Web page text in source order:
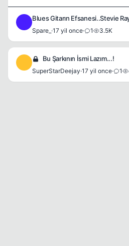
Blues Gitarın Efsanesi..Stevie
Spare_ ·17 yil once· 1 3.5K
Bu Şarkının İsmi Lazım...!
SuperStarDeejay·17 yil once· 1